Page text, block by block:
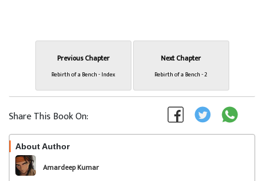
Previous Chapter
Rebirth of a Bench - Index
Next Chapter
Rebirth of a Bench - 2
Share This Book On:
About Author
Amardeep Kumar